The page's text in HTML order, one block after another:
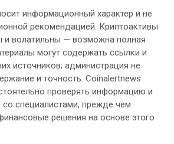
информационный характер и не
рекомендацией. Криптоактивы
и волатильны — возможна полная
могут содержать ссылки и
источников; администрация не
и точность. Coinalertnews
проверять информацию и
со специалистами, прежде чем
решения на основе этого